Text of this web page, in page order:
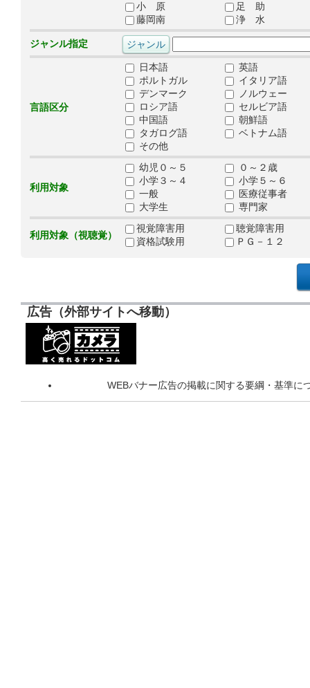
小 原
足 助
藤岡南
浄 水
ジャンル指定
言語区分
日本語
英語
ポルトガル
イタリア語
デンマーク
ノルウェー
ロシア語
セルビア語
中国語
朝鮮語
タガログ語
ベトナム語
その他
利用対象
幼児０～５
０～２歳
小学３～４
小学５～６
一般
医療従事者
大学生
専門家
利用対象（視聴覚）
視覚障害用
聴覚障害用
資格試験用
ＰＧ－１２
広告（外部サイトへ移動）
WEBバナー広告の掲載に関する要綱・基準に